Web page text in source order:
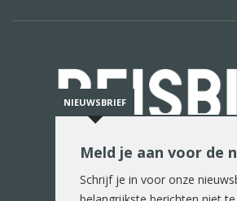
De reiswereld in woord en
NIEUWSBRIEF
Meld je aan voor de
Schrijf je in voor onze